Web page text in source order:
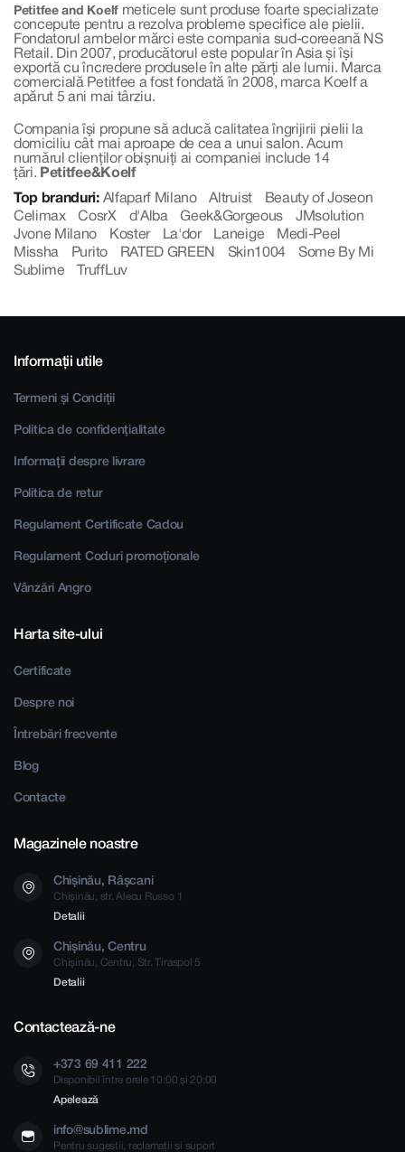
Petitfee and Koelf meticele sunt produse foarte specializate
concepute pentru a rezolva probleme specifice ale pielii.
Fondatorul ambelor mărci este compania sud-coreeană NS
Retail. Din 2007, producătorul este popular în Asia și își
exportă cu încredere produsele în alte părți ale lumii. Marca
comercială Petitfee a fost fondată în 2008, marca Koelf a
apărut 5 ani mai târziu.
Compania își propune să aducă calitatea îngrijirii pielii la
domiciliu cât mai aproape de cea a unui salon. Acum
numărul clienților obișnuiți ai companiei include 14
țări. Petitfee&Koelf
Top branduri: Alfaparf Milano Altruist
Beauty of Joseon
Celimax
CosrX d'Alba Geek&Gorgeous
JMsolution
Jvone Milano
Koster La'dor Laneige
Medi-Peel
Missha
Purito RATED GREEN Skin1004
Some By Mi
Sublime
TruffLuv
Informații utile
Termeni și Condiții
Politica de confidențialitate
Informații despre livrare
Politica de retur
Regulament Certificate Cadou
Regulament Coduri promoționale
Vânzări Angro
Harta site-ului
Certificate
Despre noi
Întrebări frecvente
Blog
Contacte
Magazinele noastre
Chișinău, Râșcani
Chișinău, str. Alecu Russo 1
Detalii
Chișinău, Centru
Chișinău, Centru, Str. Tiraspol 5
Detalii
Contactează-ne
+373 69 411 222
Disponibil între orele 10:00 și 20:00
Apelează
info@sublime.md
Pentru sugestii, reclamații și suport